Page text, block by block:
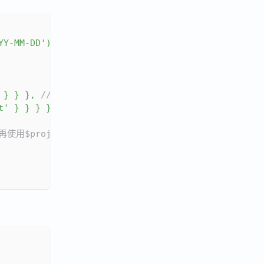
MM-DD' )
} } } ,
//范围时间
} } } }
用$project将_id改名为week